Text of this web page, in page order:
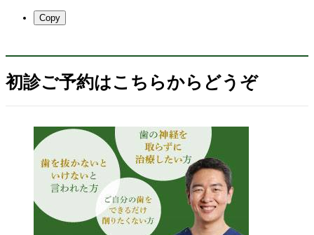
Copy
初診ご予約はこちらからどうぞ